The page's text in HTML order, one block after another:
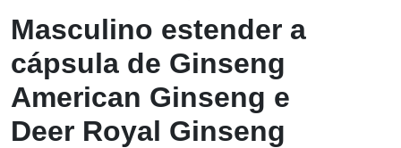
Masculino estender a
cápsula de Ginseng
American Ginseng e
Deer Royal Ginseng